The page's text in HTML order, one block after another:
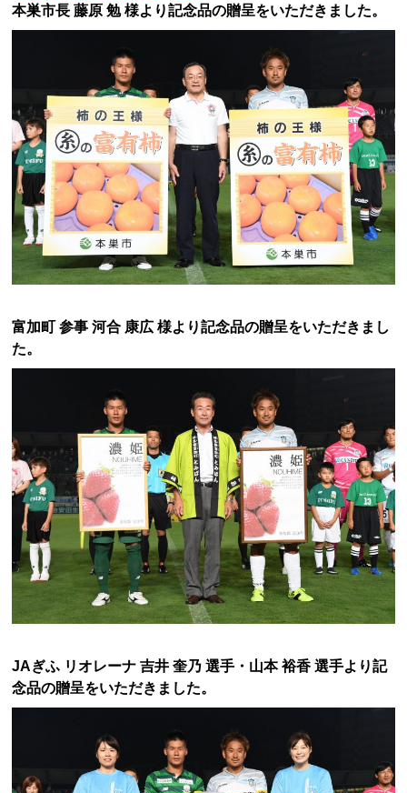
本巣市長 藤原 勉 様より記念品の贈呈をいただきました。
富加町 参事 河合 康広 様より記念品の贈呈をいただきまし
た。
JAぎふ リオレーナ 吉井 奎乃 選手・山本 裕香 選手より記
念品の贈呈をいただきました。